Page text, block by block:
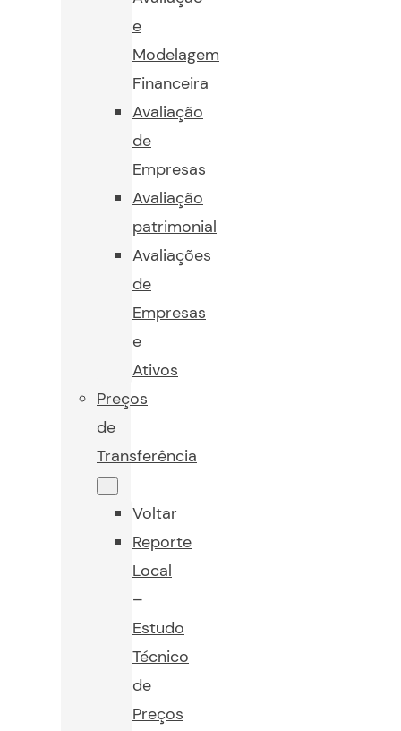
e
Modelagem
Financeira
Avaliação
de
Empresas
Avaliação
patrimonial
Avaliações
de
Empresas
e
Ativos
Preços
de
Transferência
Voltar
Reporte
Local
–
Estudo
Técnico
de
Preços